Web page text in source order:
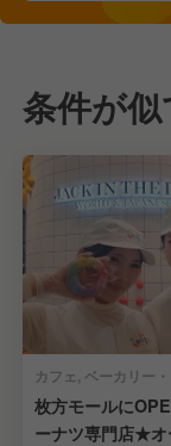
条件が
枚方モールに
ーナツ専門店★オ